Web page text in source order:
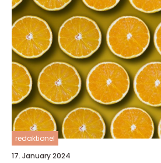
redaktionel
17. January 2024